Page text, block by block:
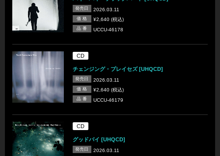
発売日 2026.03.11
価 格 ¥2,640 (税込)
品 番 UCCU-46178
CD
チェンジング・プレイセズ [UHQCD]
発売日 2026.03.11
価 格 ¥2,640 (税込)
品 番 UCCU-46179
CD
グッドバイ [UHQCD]
発売日 2026.03.11